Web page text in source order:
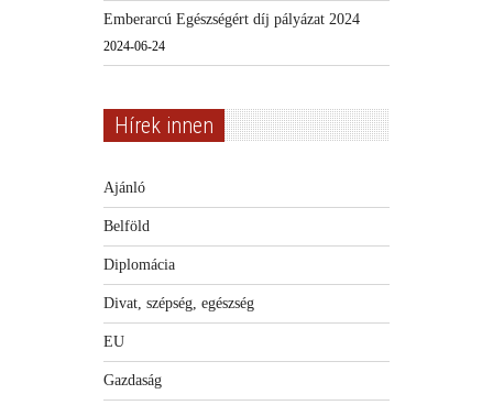
Emberarcú Egészségért díj pályázat 2024
2024-06-24
Hírek innen
Ajánló
Belföld
Diplomácia
Divat, szépség, egészség
EU
Gazdaság